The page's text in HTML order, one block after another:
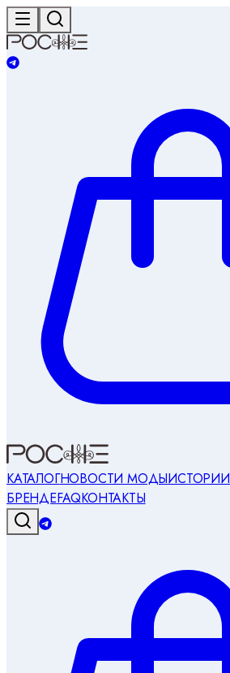
КАТАЛОГНОВОСТИ МОДЫИСТОРИИ
БРЕНДЕFAQКОНТАКТЫ